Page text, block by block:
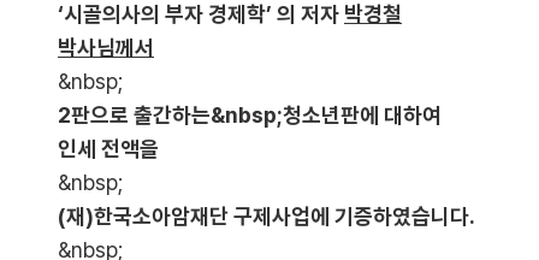
‘시골의사의 부자 경제학’ 의 저자 박경철
박사님께서
&nbsp;
2판으로 출간하는&nbsp;청소년판에 대하여
인세 전액을
&nbsp;
(재)한국소아암재단 구제사업에 기증하였습니다.
&nbsp;